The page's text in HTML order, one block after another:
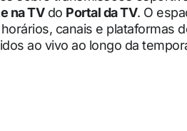
na TVdo Portal da TV. O
canais e plataformas
ao vivo ao longo da